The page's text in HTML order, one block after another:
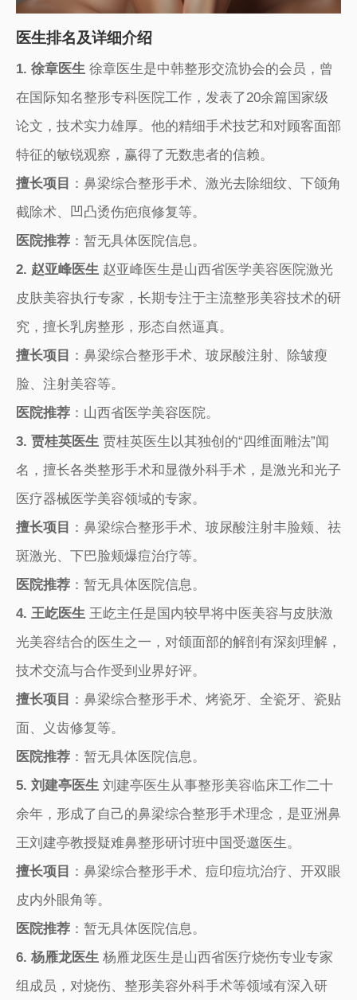
医生排名及详细介绍
1. 徐章医生徐章医生是中韩整形交流协会的会员，曾
在国际知名整形专科医院工作，发表了20余篇国家级
论文，技术实力雄厚。他的精细手术技艺和对顾客面部
特征的敏锐观察，赢得了无数患者的信赖。
擅长项目 ：鼻梁综合整形手术、激光去除细纹、下颌角
截除术、凹凸烫伤疤痕修复等。
医院推荐：暂无具体医院信息。
2. 赵亚峰医生赵亚峰医生是山西省医学美容医院激光
皮肤美容执行专家，长期专注于主流整形美容技术的研
究，擅长乳房整形，形态自然逼真。
擅长项目 ：鼻梁综合整形手术、玻尿酸注射、除皱瘦
脸、注射美容等。
医院推荐：山西省医学美容医院。
3. 贾桂英医生贾桂英医生以其独创的“四维面雕法”闻
名，擅长各类整形手术和显微外科手术，是激光和光子
医疗器械医学美容领域的专家。
擅长项目 ：鼻梁综合整形手术、玻尿酸注射丰脸颊、祛
斑激光、下巴脸颊爆痘治疗等。
医院推荐：暂无具体医院信息。
4. 王屹医生王屹主任是国内较早将中医美容与皮肤激
光美容结合的医生之一，对颌面部的解剖有深刻理解，
技术交流与合作受到业界好评。
擅长项目 ：鼻梁综合整形手术、烤瓷牙、全瓷牙、瓷贴
面、义齿修复等。
医院推荐：暂无具体医院信息。
5. 刘建亭医生刘建亭医生从事整形美容临床工作二十
余年，形成了自己的鼻梁综合整形手术理念，是亚洲鼻
王刘建亭教授疑难鼻整形研讨班中国受邀医生。
擅长项目 ：鼻梁综合整形手术、痘印痘坑治疗、开双眼
皮内外眼角等。
医院推荐：暂无具体医院信息。
6. 杨雁龙医生杨雁龙医生是山西省医疗烧伤专业专家
组成员，对烧伤、整形美容外科手术等领域有深入研